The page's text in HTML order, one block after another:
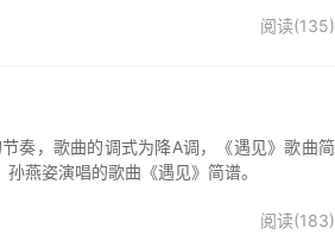
阅读(135)
奏，歌曲的调式为降A调，《遇见》歌曲简
燕姿演唱的歌曲《遇见》简谱。
阅读(183)